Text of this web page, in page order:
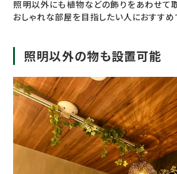
照明以外にも植物などの飾りをあわせて
おしゃれな部屋を目指したい人におすすめ
照明以外の物も設置可能